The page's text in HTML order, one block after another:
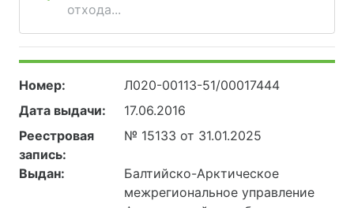
отхода...
Номер:
Л020-00113-51/00017444
Дата выдачи:
17.06.2016
Реестровая
запись:
№ 15133 от 31.01.2025
Выдан:
Балтийско-Арктическое
межрегиональное управление